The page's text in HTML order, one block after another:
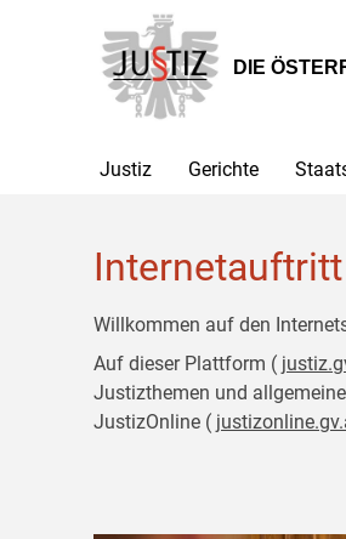
Hauptnavigation
[1]
Inhalt
[2]
DIE
Justiz Gerichte
Willkommen auf den
Auf dieser Plattform (
Justizthemen und
JustizOnline (